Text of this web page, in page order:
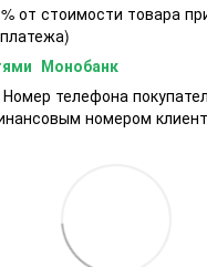
от стоимости товара
Монобанк
телефона
номером